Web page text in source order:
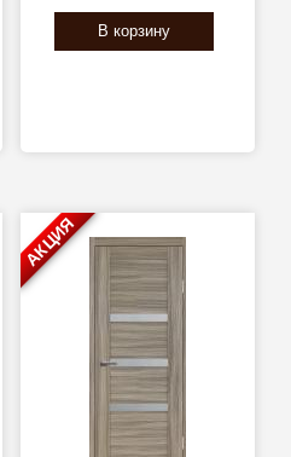
В корзину
АКЦИЯ